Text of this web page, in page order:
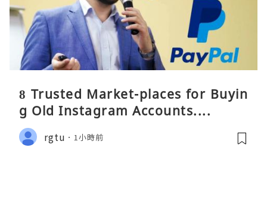
8 Trusted Market-places for Buyin
g Old Instagram Accounts....
rgtu 1小時前